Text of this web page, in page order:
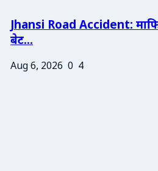
Jhansi Road Accident:
बेट...
Aug 6, 2026 0 4